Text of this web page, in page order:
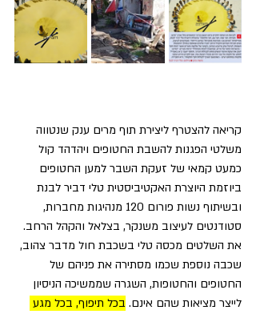
קריאה להצטרף ליצירת תוף מרים ענק שנטווה
משלטי הפגנות להשבת החטופים ויהדהד קול
כמעט קמאי של זעקת השבר למען החטופים
ביוזמת היוצרת האקטיביסטית טלי דביר לבנת
ובשיתוף נשות פורום 120 מנהיגות מחברות,
סטודנטים לעיצוב משנקר, בצלאל והקהל הרחב.
את השלטים מכסה טלי בשכבת חול מדבר צהוב,
שכבה נוספת שכמו מסתירה את פניהם של
החטופים והחטופות, השגרה שממשיכה הניסיון
לייצר מציאות שהם אינם. בכל תיפוף, בכל מגע